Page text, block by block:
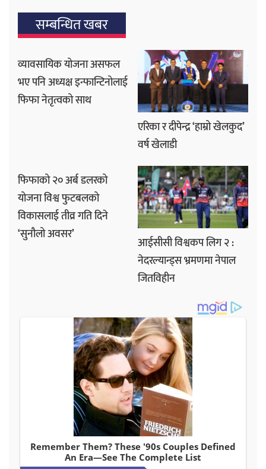
सम्बन्धित खबर
व्यावसायिक योजना असफल
भए पनि अध्यक्ष इन्फान्टिनोलाई
फिफा नेतृत्वको साथ
एरिका र दीपेन्द्र ‘हाम्रो खेलकुद’
वर्ष खेलाडी
फिफाको २० अर्ब डलरको
योजना विश्व फुटबलको
विकासलाई तीव्र गति दिने
‘सुनौलो अवसर’
आईसीसी विश्वकप लिग २ :
नेदरल्यान्ड्स भ्रमणमा नेपाल
जितविहीन